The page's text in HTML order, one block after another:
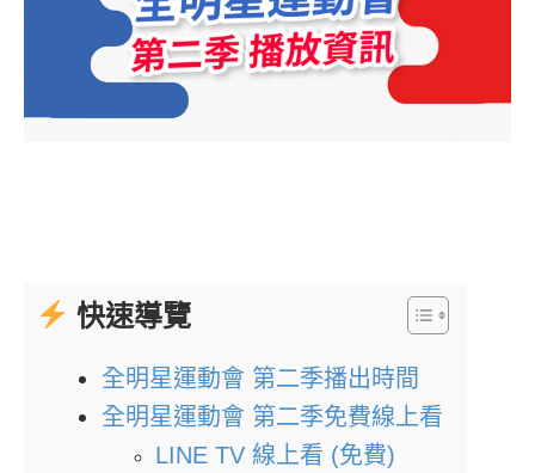
快速導覽
全明星運動會 第二季播出時間
全明星運動會 第二季免費線上看
LINE TV 線上看 (免費)